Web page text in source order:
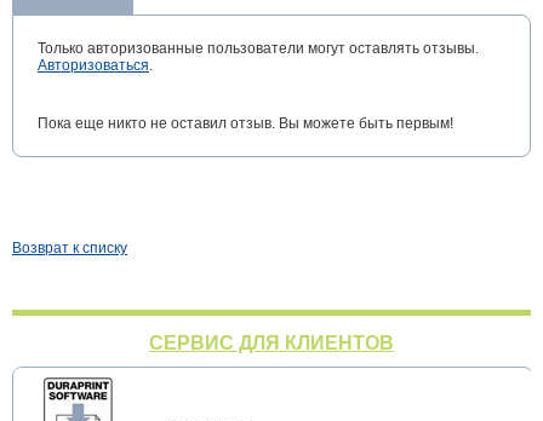
Только авторизованные пользователи могут оставлять отзывы.
Авторизоваться.
Пока еще никто не оставил отзыв. Вы можете быть первым!
Возврат к списку
СЕРВИС ДЛЯ КЛИЕНТОВ